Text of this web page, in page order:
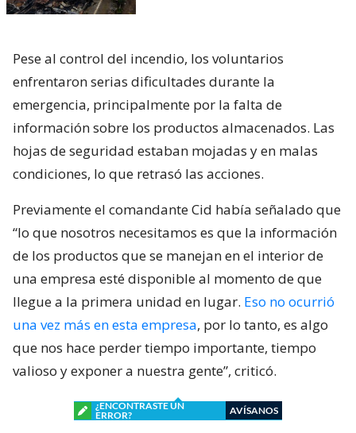
Pese al control del incendio, los voluntarios
enfrentaron serias dificultades durante la
emergencia, principalmente por la falta de
información sobre los productos almacenados. Las
hojas de seguridad estaban mojadas y en malas
condiciones, lo que retrasó las acciones.
Previamente el comandante Cid había señalado que
“lo que nosotros necesitamos es que la información
de los productos que se manejan en el interior de
una empresa esté disponible al momento de que
llegue a la primera unidad en lugar. Eso no ocurrió
una vez más en esta empresa, por lo tanto, es algo
que nos hace perder tiempo importante, tiempo
valioso y exponer a nuestra gente”, criticó.
¿ENCONTRASTE UN
ERROR?
AVÍSANOS